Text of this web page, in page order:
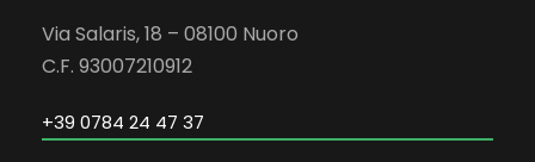
Via Salaris, 18 – 08100 Nuoro
C.F. 93007210912
+39 0784 24 47 37